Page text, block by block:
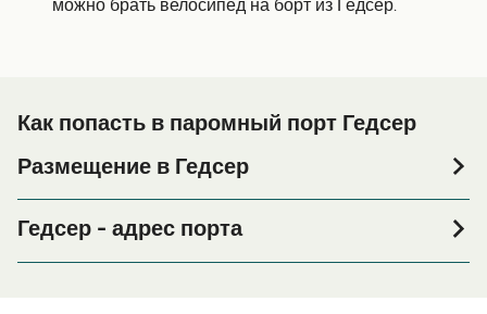
можно брать велосипед на борт из Гедсер.
Как попасть в паромный порт Гедсер
Размещение в Гедсер
его окрестностях перед или после вашей поездки, или
если вы ищете вариант проживания на весь период
Гедсер - адрес порта